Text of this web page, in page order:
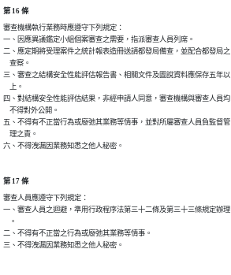
第 16 條
審查機構執行業務時應遵守下列規定：
一、因應異議鑑定小組個案審查之需要，指派審查人員列席。
二、應定期將受理案件之統計報表造冊送請都發局備查，並配合都發局之
    查察。
三、審查之結構安全性能評估報告書、相關文件及圖說資料應保存五年以
    上。
四、對結構安全性能評估結果，非經申請人同意，審查機構與審查人員均
    不得對外公開。
五、不得有不正當行為或廢弛其業務等情事，並對所屬審查人員負監督管
    理之責。
六、不得洩漏因業務知悉之他人秘密。
第 17 條
審查人員應遵守下列規定：
一、審查人員之迴避，準用行政程序法第三十二條及第三十三條規定辦理
    。
二、不得有不正當之行為或廢弛其業務等情事。
三、不得洩漏因業務知悉之他人秘密。